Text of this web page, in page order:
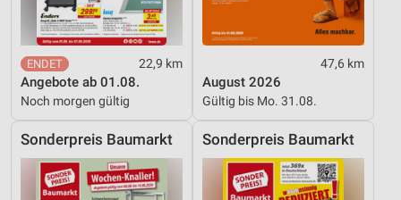
22,9 km
Angebote ab 01.08.
Noch morgen gültig
47,6 km
August 2026
Gültig bis Mo. 31.08.
Sonderpreis Baumarkt Sonderpreis Baumarkt
Geräte anhand von aktiv angeforderten
Informationen identifizieren
Nicht-IAB-Verarbeitungszwecke:
Notwendig
Performance
Funktional